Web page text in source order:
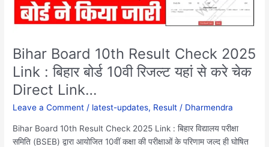
Bihar Board 10th Result Check 2025
Link : बिहार बोर्ड 10वी रिजल्ट यहां से करे चेक
Direct Link…
Leave a Comment / latest-updates, Result / Dharmendra
​Bihar Board 10th Result Check 2025 Link : बिहार विद्यालय परीक्षा
समिति (BSEB) द्वारा आयोजित 10वीं कक्षा की परीक्षाओं के परिणाम जल्द ही घोषित
बोर्ड
10वी
से
करे
चेक
Direct
Link…